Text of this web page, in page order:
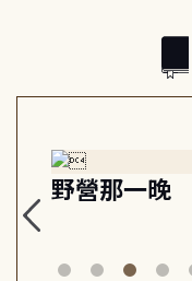
野營那一晚